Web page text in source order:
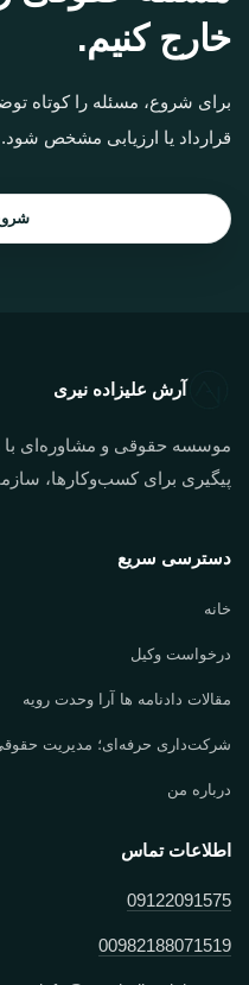
خارج کنیم.
برای شروع، مسئله را کوتاه
قرارداد یا ارزیابی مشخص شود.
آرش علیزاده نیری
موسسه حقوقی و مشاوره‌ای با
پیگیری برای کسب‌وکارها،
دسترسی سریع
خانه
درخواست وکیل
مقالات دادنامه ها آرا وحدت رویه
شرکت‌داری حرفه‌ای؛ مدیریت
درباره من
اطلاعات تماس
09122091575
00982188071519